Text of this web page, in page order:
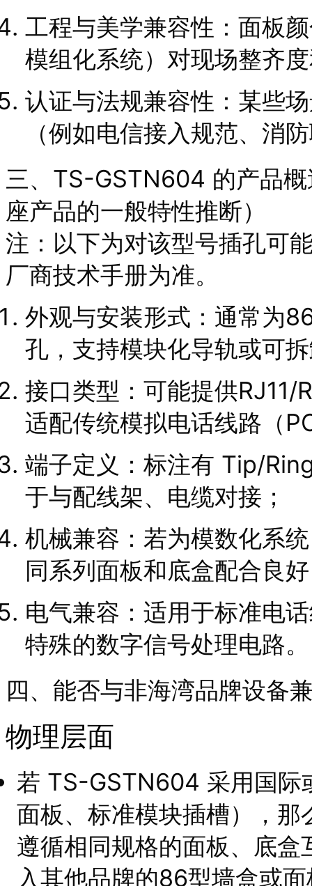
工程与美学兼容性：面板
模组化系统）对现场整齐
认证与法规兼容性：某些
（例如电信接入规范、消
三、TS-GSTN604 的产品
座产品的一般特性推断）
注：以下为对该型号插孔可
厂商技术手册为准。
外观与安装形式：通常为
孔，支持模块化导轨或可
接口类型：可能提供RJ11/
适配传统模拟电话线路（
端子定义：标注有 Tip/
于与配线架、电缆对接；
机械兼容：若为模数化系
同系列面板和底盒配合良
电气兼容：适用于标准电
特殊的数字信号处理电路。
四、能否与非海湾品牌设
物理层面
若 TS-GSTN604 采用国际
面板、标准模块插槽），
遵循相同规格的面板、底
入其他品牌的86型墙盒或